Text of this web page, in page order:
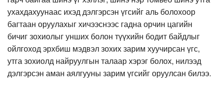
ухахдахуунаас ихэд дэлгэрсэн үгсийг аль болохоор
багтаан оруулахыг хичээснээс гадна орчин цагийн
бичиг зохиолыг унших болон түүхийн бодит байдлыг
ойлгоход эрхбиш мэдвэл зохих зарим хуучирсан үгс,
утга зохиолд найруулгын талаар хэрэг болох, нилээд
дэлгэрсэн аман аялгууны зарим үгсийг оруулсан билээ.